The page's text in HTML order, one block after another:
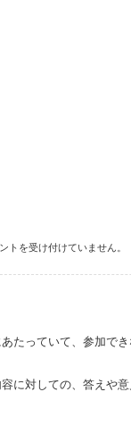
トを受け付けていません。
たっていて、参加で
に対しての、答えや